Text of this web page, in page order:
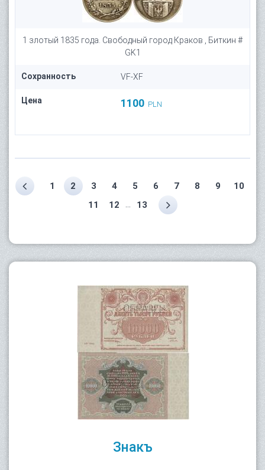
1 злотый 1835 года. Свободный город Краков , Биткин #
GK1
Сохранность VF-XF
Цена 1100 PLN
1 2 3 4 5 6 7 8 9
10
11
12 13
Знакъ